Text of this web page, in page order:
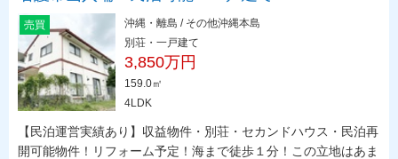
売買
沖縄・離島 / その他沖縄本島
別荘・一戸建て
3,850万円
159.0㎡
4LDK
【民泊運営実績あり】収益物件・別荘・セカンドハウス・民泊再
開可能物件！リフォーム予定！海まで徒歩１分！この立地はあま